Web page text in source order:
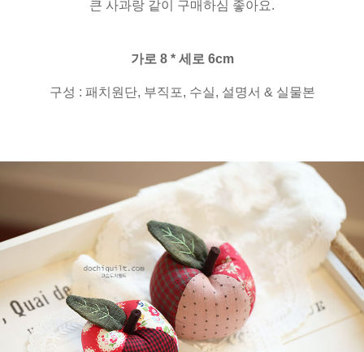
큰 사과랑 같이 구매하심 좋아요.
가로 8 * 세로 6cm
구성 : 패치원단, 부직포, 수실, 설명서 & 실물본